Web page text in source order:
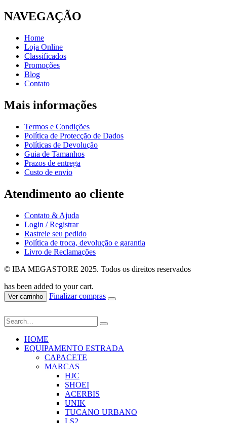
NAVEGAÇÃO
Home
Loja Online
Classificados
Promoções
Blog
Contato
Mais informações
Termos e Condições
Política de Protecção de Dados
Políticas de Devolução
Guia de Tamanhos
Prazos de entrega
Custo de envio
Atendimento ao cliente
Contato & Ajuda
Login / Registrar
Rastreie seu pedido
Política de troca, devolução e garantia
Livro de Reclamações
© IBA MEGASTORE 2025. Todos os direitos reservados
has been added to your cart.
Ver carrinho Finalizar compras
HOME
EQUIPAMENTO ESTRADA
CAPACETE
MARCAS
HJC
SHOEI
ACERBIS
UNIK
TUCANO URBANO
LS2